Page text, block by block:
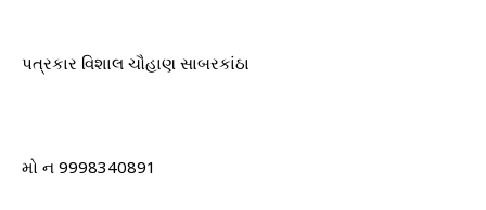
પત્રકાર વિશાલ ચૌહાણ સાબરકાંઠા
મો ન 9998340891